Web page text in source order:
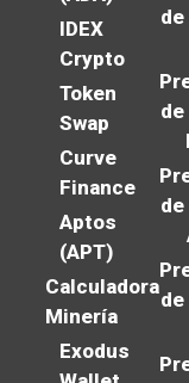
IDEX
Crypto
Token
Swap
Curve
Finance
Aptos
(APT)
Calculadora
Minería
Exodus